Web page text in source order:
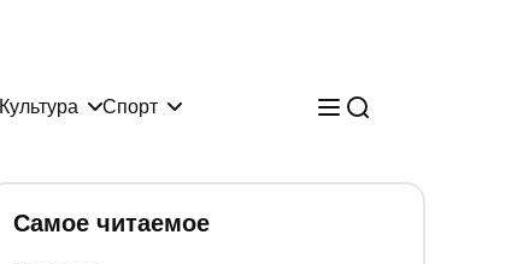
Культура Спорт
Самое читаемое